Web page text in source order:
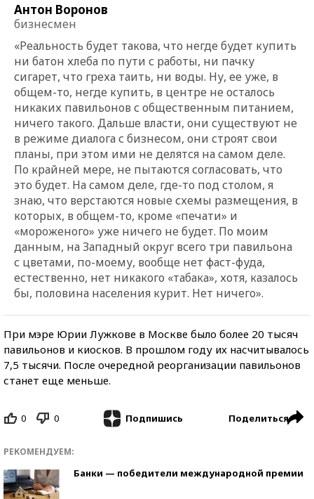
Антон Воронов
бизнесмен
«Реальность будет такова, что негде будет купить
ни батон хлеба по пути с работы, ни пачку
сигарет, что греха таить, ни воды. Ну, ее уже, в
общем-то, негде купить, в центре не осталось
никаких павильонов с общественным питанием,
ничего такого. Дальше власти, они существуют не
в режиме диалога с бизнесом, они строят свои
планы, при этом ими не делятся на самом деле.
По крайней мере, не пытаются согласовать, что
это будет. На самом деле, где-то под столом, я
знаю, что верстаются новые схемы размещения, в
которых, в общем-то, кроме «печати» и
«мороженого» уже ничего не будет. По моим
данным, на Западный округ всего три павильона
с цветами, по-моему, вообще нет фаст-фуда,
естественно, нет никакого «табака», хотя, казалось
бы, половина населения курит. Нет ничего».
При мэре Юрии Лужкове в Москве было более 20 тысяч
павильонов и киосков. В прошлом году их насчитывалось
7,5 тысячи. После очередной реорганизации павильонов
станет еще меньше.
0 0 Подпишись Поделиться
РЕКОМЕНДУЕМ:
Банки — победители международной премии